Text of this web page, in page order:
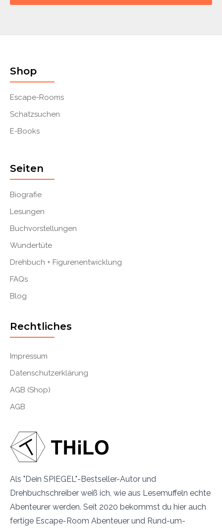
Als "Dein SPIEGEL"-Bestseller-Autor und
Drehbuchschreiber weiß ich, wie aus Lesemuffeln echte
Abenteurer werden. Seit 2020 bekommst du hier auch
fertige Escape-Room Abenteuer und Rund-um-
Shop
Escape-Rooms
Schatzsuchen
E-Books
Seiten
Biografie
Lesungen
Buchvorstellungen
Wundertüte
Drehbuch + Figurenentwicklung
FAQs
Blog
Rechtliches
Impressum
Datenschutzerklärung
AGB (Shop)
AGB